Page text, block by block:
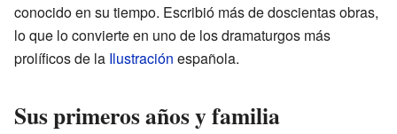
conocido en su tiempo. Escribió más de doscientas obras,
lo que lo convierte en uno de los dramaturgos más
prolíficos de la Ilustración española.
Sus primeros años y familia